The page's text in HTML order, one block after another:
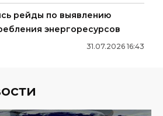
рейды по выявлению
энергоресурсов
31.07.2026 16:43